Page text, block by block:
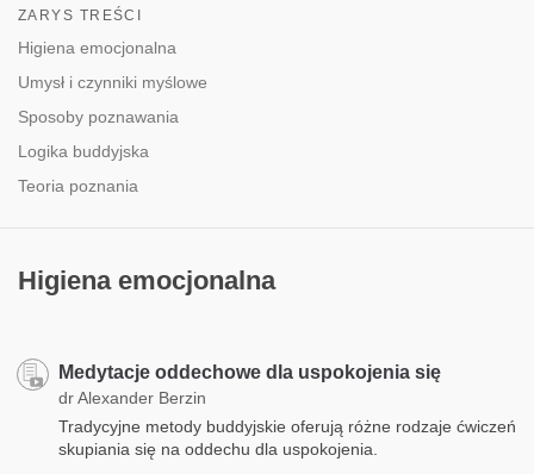
ZARYS TREŚCI
Higiena emocjonalna
Umysł i czynniki myślowe
Sposoby poznawania
Logika buddyjska
Teoria poznania
Higiena emocjonalna
Medytacje oddechowe dla uspokojenia się
dr Alexander Berzin
Tradycyjne metody buddyjskie oferują różne rodzaje ćwiczeń
skupiania się na oddechu dla uspokojenia.